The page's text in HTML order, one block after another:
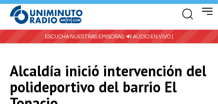
ESCUCHA NUESTRAS EMISORAS: 🔊 AUDIO EN VIVO |
Alcaldía inició intervención del
polideportivo del barrio El